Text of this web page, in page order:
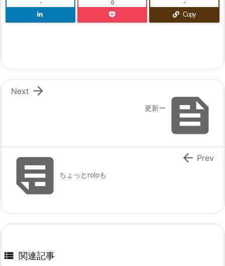
- 0
Copy
-

更新ー

Next
ちょっとroloも
 Prev
 関連記事